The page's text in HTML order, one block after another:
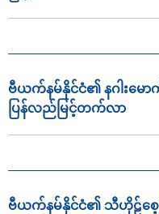
ဗီယက်နမ်နိုင်ငံ၏ နဂါးမောက်
ပြန်လည်မြင့်တက်လာ
ဗီယက်နမ်နိုင်ငံ၏ သီဟိုဠ်စေ့